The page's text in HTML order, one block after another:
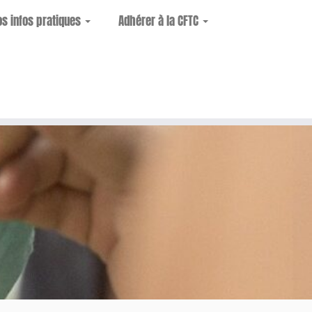
infos pratiques Adhérer à la CFTC